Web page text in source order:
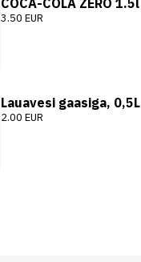
3.50 EUR
Lauavesi gaasiga, 0,5L
2.00 EUR